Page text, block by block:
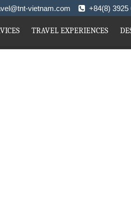
vietnam.com +84(8)
TRAVEL EXPERIENCES